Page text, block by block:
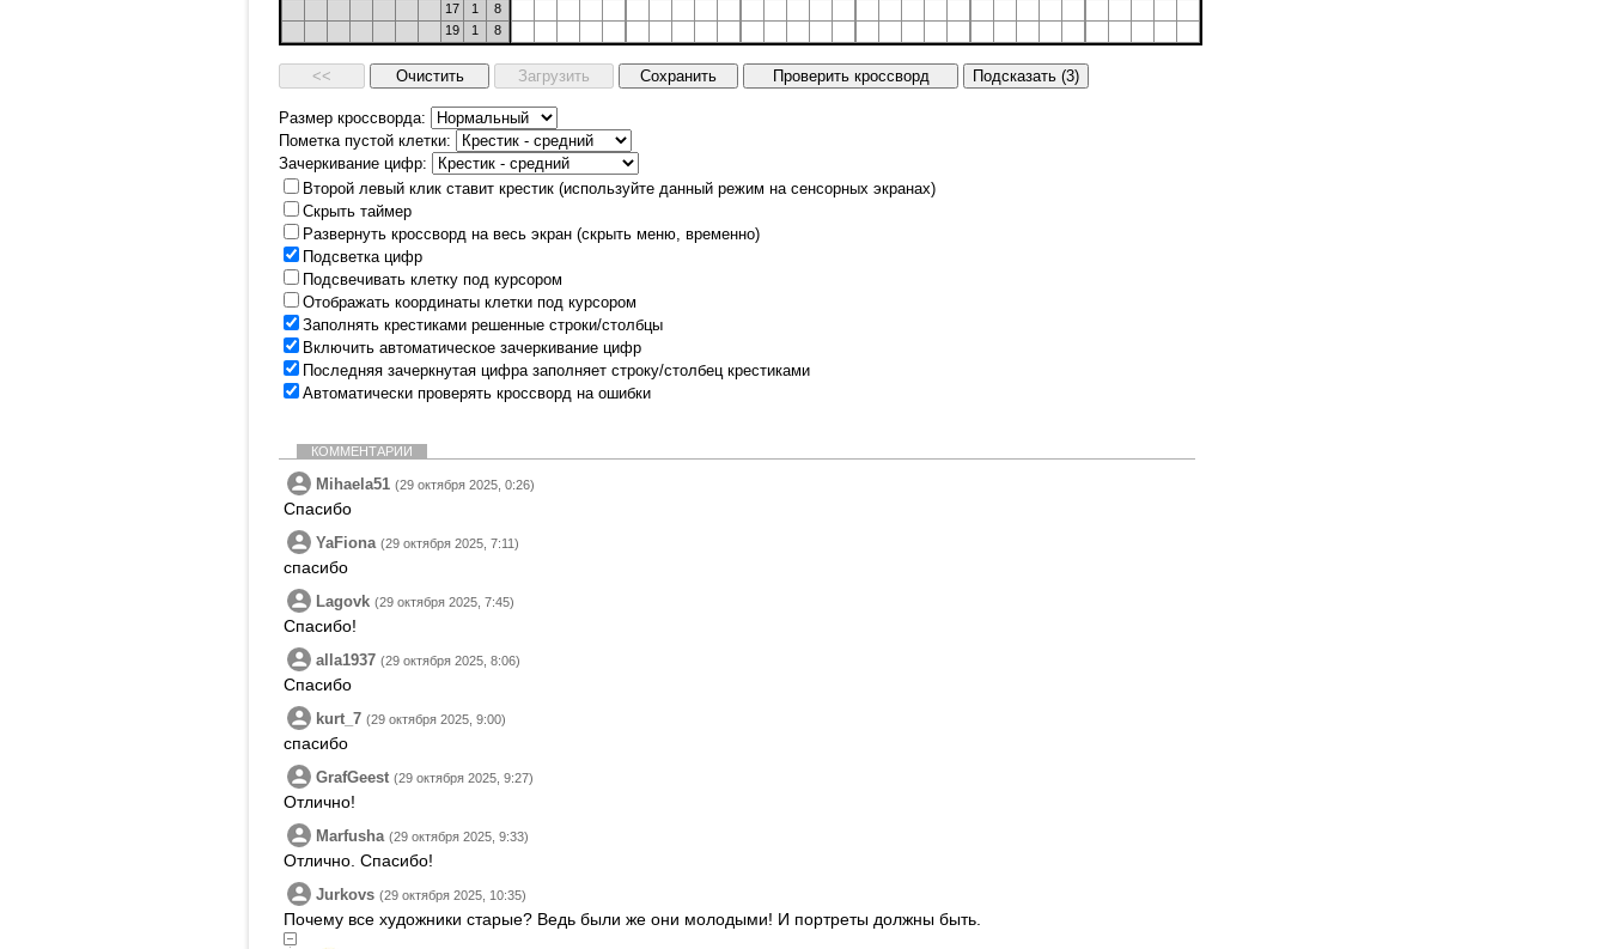
17
1
8
19
1 8
Размер кроссворда:
Пометка пустой клетки:
Зачеркивание цифр:
Второй левый клик ставит крестик (используйте данный режим на сенсорных экранах)
Скрыть таймер
Развернуть кроссворд на весь экран (скрыть меню, временно)
Подсветка цифр
Подсвечивать клетку под курсором
Отображать координаты клетки под курсором
Заполнять крестиками решенные строки/столбцы
Включить автоматическое зачеркивание цифр
Последняя зачеркнутая цифра заполняет строку/столбец крестиками
Автоматически проверять кроссворд на ошибки
КОММЕНТАРИИ
Mihaela51 (29 октября 2025, 0:26)
Спасибо
YaFiona (29 октября 2025, 7:11)
спасибо
Lagovk (29 октября 2025, 7:45)
Спасибо!
alla1937 (29 октября 2025, 8:06)
Спасибо
kurt_7 (29 октября 2025, 9:00)
спасибо
GrafGeest (29 октября 2025, 9:27)
Отлично!
Marfusha (29 октября 2025, 9:33)
Отлично. Спасибо!
Jurkovs (29 октября 2025, 10:35)
Почему все художники старые? Ведь были же они молодыми! И портреты должны быть.